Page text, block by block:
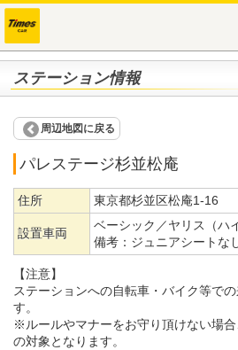
ステーション情報
周辺地図に戻る
パレステージ杉並松庵
住所 東京都杉並区松庵1-16
設置車両
ベーシック／ヤリス（ハ
備考： ジュニアシートな
【注意】
ステーションへの自転車・バイク等で
す。
※ルールやマナーをお守り頂けない場
の対象となります。